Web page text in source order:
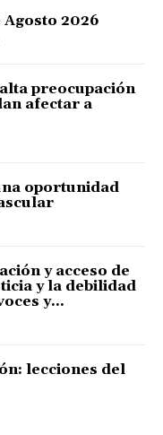
2026
preocupación
afectar a
oportunidad
y acceso de
y la debilidad
y...
lecciones del